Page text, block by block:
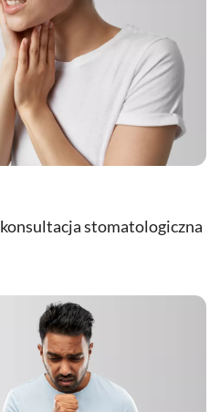
stomatologiczna